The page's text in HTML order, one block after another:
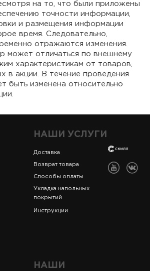
на то, что были приложены
точности информации,
и размещения информации
время. Следовательно,
отражаются изменения.
может отличаться по внешнему
характеристикам от товаров,
в акции. В течение проведения
быть изменена относительно
НАШИ УСЛУГИ
Доставка
Возврат товара
Способы оплаты
Укладка напольных
покрытий
Инструкции
НАШИ